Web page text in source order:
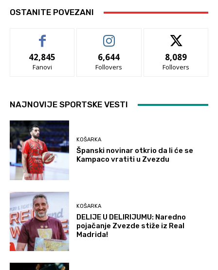
OSTANITE POVEZANI
42,845
Fanovi
6,644
Follovers
8,089
Follovers
NAJNOVIJE SPORTSKE VESTI
KOŠARKA
Španski novinar otkrio da li će se
Kampaco vratiti u Zvezdu
KOŠARKA
DELIJE U DELIRIJUMU: Naredno
pojačanje Zvezde stiže iz Real
Madrida!